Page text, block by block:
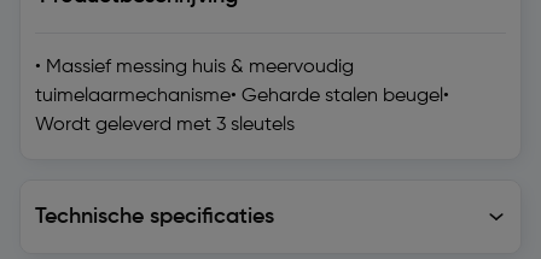
• Massief messing huis & meervoudig
tuimelaarmechanisme• Geharde stalen beugel•
Wordt geleverd met 3 sleutels
Technische specificaties